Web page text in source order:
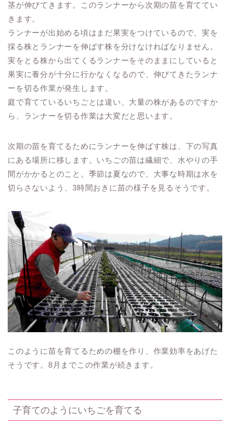
茎が伸びてきます。このランナーから次期の苗を育ててい
きます。
ランナーが出始める頃はまだ果実をつけているので、実を
採る株とランナーを伸ばす株を分けなければなりません。
実をとる株から出てくるランナーをそのままにしていると
果実に養分が十分に行かなくなるので、伸びてきたランナ
ーを切る作業が発生します。
庭で育てているいちごとは違い、大量の株があるのですか
ら、ランナーを切る作業は大変だと思います。
次期の苗を育てるためにランナーを伸ばす株は、下の写真
にある場所に移します。いちごの苗は繊細で、水やりの手
間がかかるとのこと。季節は夏なので、大事な時期は水を
切らさないよう、3時間おきに苗の様子を見るそうです。
このように苗を育てるための棚を作り、作業効率をあげた
そうです。8月までこの作業が続きます。
子育てのようにいちごを育てる